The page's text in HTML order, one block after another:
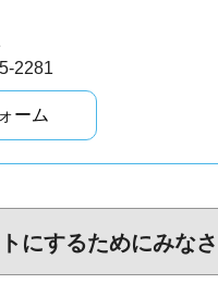
2281
にするためにみな